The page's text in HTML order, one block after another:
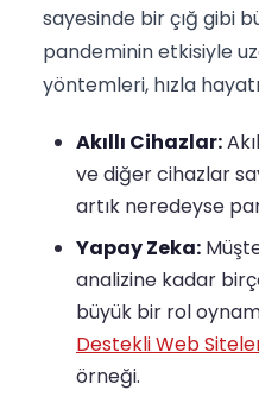
sayesinde bir çığ gibi
pandeminin etkisiyle
yöntemleri, hızla
Akıllı Cihazlar:
ve diğer cihazlar
artık neredeyse
Yapay Zeka:
analizine kadar
büyük bir rol
Destekli Web
örneği.